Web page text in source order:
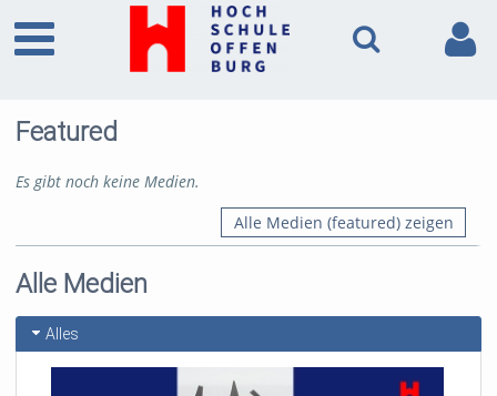
Featured
Es gibt noch keine Medien.
Alle Medien (featured) zeigen
Alle Medien
Alles